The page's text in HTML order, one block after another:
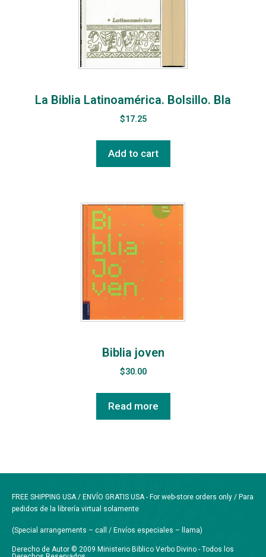
La Biblia Latinoamérica. Bolsillo. Bla
$17.25
Add to cart
Biblia joven
$30.00
Read more
FREE SHIPPING USA / ENVÍO GRATIS USA - For web-store orders only / Para
pedidos de la librería virtual solamente
(Special arrangements – call / Envíos especiales – llama)
Derecho de Autor © 2009 Ministerio Biblico Verbo Divino - Todos los